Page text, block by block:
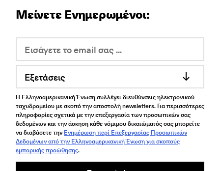
Μείνετε Ενημερωμένοι:
Εξετάσεις
Η Ελληνοαμερικανική Ένωση συλλέγει διευθύνσεις ηλεκτρονικού
ταχυδρομείου με σκοπό την αποστολή newsletters. Για περισσότερες
πληροφορίες σχετικά με την επεξεργασία των προσωπικών σας
δεδομένων και την άσκηση κάθε νόμιμου δικαιώματός σας μπορείτε
να διαβάσετε την Ενημέρωση περί Επεξεργασίας Προσωπικών
Δεδομένων από την Ελληνοαμερικανική Ένωση για σκοπούς
εμπορικής προώθησης.